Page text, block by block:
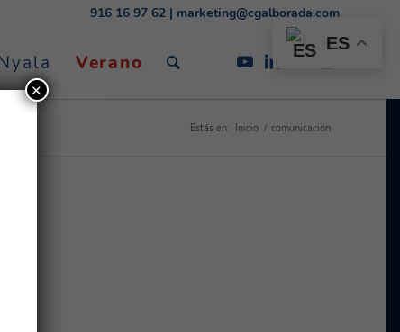
916 16 97 62 | marketing@cgalborada.com
Verano
Estás en: Inicio / comunicación
ES
✕